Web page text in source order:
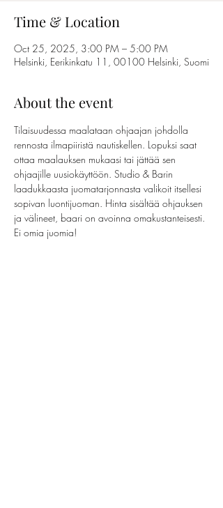
Time & Location
Oct 25, 2025, 3:00 PM – 5:00 PM
Helsinki, Eerikinkatu 11, 00100 Helsinki, Suomi
About the event
Tilaisuudessa maalataan ohjaajan johdolla
rennosta ilmapiiristä nautiskellen. Lopuksi saat
ottaa maalauksen mukaasi tai jättää sen
ohjaajille uusiokäyttöön. Studio & Barin
laadukkaasta juomatarjonnasta valikoit itsellesi
sopivan luontijuoman. Hinta sisältää ohjauksen
ja välineet, baari on avoinna omakustanteisesti.
Ei omia juomia!